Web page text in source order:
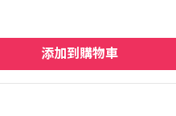
添加到購物車